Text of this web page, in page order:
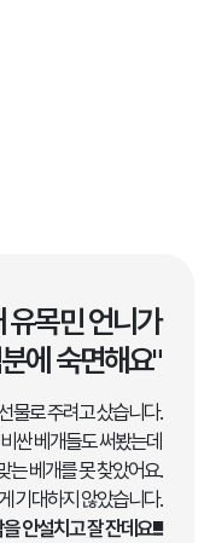
유목민 언니가
에 숙면해요"
물로 주려고 샀습니다.
싼 베개들도 써봤는데
는 베개를 못 찾았어요.
기대하지 않았습니다.
안설치고 잘 잔데요!!!!